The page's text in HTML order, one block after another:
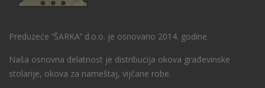
Preduzeće ‘’ŠARKA’’ d.o.o. je osnovano 2014. godine.
Naša osnovna delatnost je distribucija okova građevinske
stolarije, okova za nameštaj, vijčane robe.